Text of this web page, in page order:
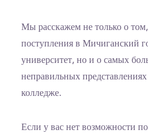
Мы расскажем не только о
поступления в Мичиганский
университет, но и о самых
неправильных
колледже.
Если у вас нет возможности